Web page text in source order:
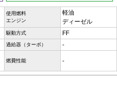
使用燃料
エンジン
軽油
ディーゼル
駆動方式 FF
過給器（ターボ） -
燃費性能 -